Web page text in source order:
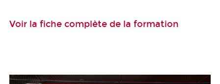
Voir la fiche complète de la formation